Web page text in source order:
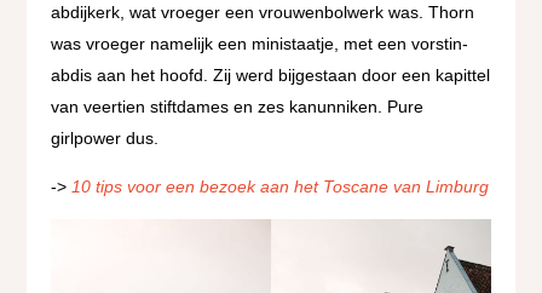
abdijkerk, wat vroeger een vrouwenbolwerk was. Thorn
was vroeger namelijk een ministaatje, met een vorstin-
abdis aan het hoofd. Zij werd bijgestaan door een kapittel
van veertien stiftdames en zes kanunniken. Pure
girlpower dus.
-> 10 tips voor een bezoek aan het Toscane van Limburg